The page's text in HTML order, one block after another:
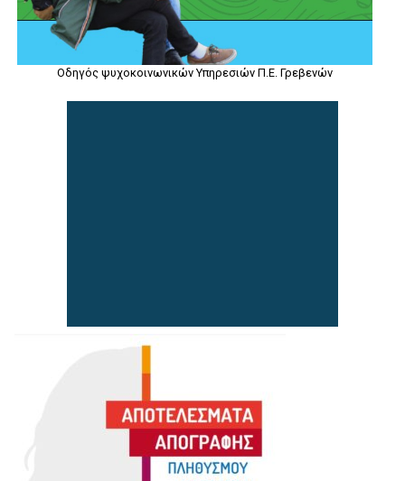
Οδηγός ψυχοκοινωνικών Υπηρεσιών Π.Ε. Γρεβενών